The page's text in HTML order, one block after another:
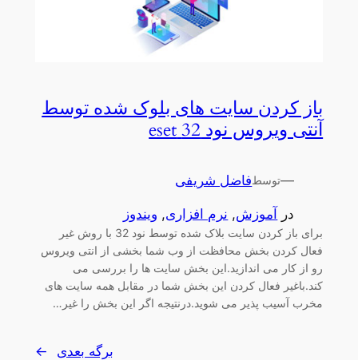
باز کردن سایت های بلوک شده توسط
آنتی ویروس نود 32 eset
—توسطفاضل شریفی
در آموزش, نرم افزاری, ویندوز
برای باز کردن سایت بلاک شده توسط نود 32 با روش غیر
فعال کردن بخش محافظت از وب شما بخشی از انتی ویروس
رو از کار می اندازید.این بخش سایت ها را بررسی می
کند.باغیر فعال کردن این بخش شما در مقابل همه سایت های
مخرب آسیب پذیر می شوید.درنتیجه اگر این بخش را غیر…
برگه بعدی →